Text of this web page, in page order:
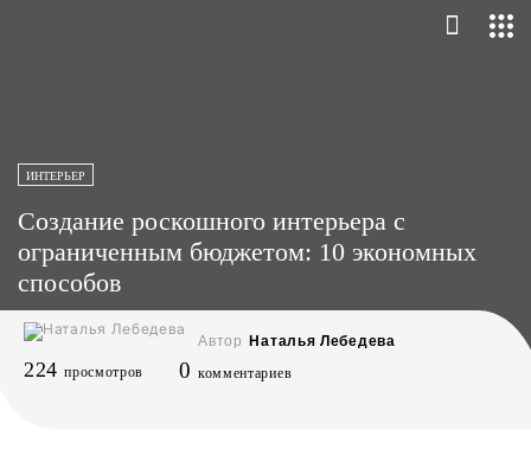
ИНТЕРЬЕР
Создание роскошного интерьера с
ограниченным бюджетом: 10 экономных
способов
Автор Наталья Лебедева
224 просмотров 0 комментариев